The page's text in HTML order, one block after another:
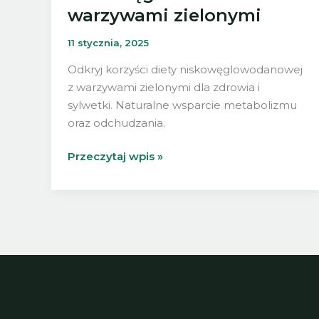
warzywami zielonymi
11 stycznia, 2025
Odkryj korzyści diety niskowęglowodanowej
z warzywami zielonymi dla zdrowia i
sylwetki. Naturalne wsparcie metabolizmu
oraz odchudzania.
Dieta
z
Przeczytaj wpis »